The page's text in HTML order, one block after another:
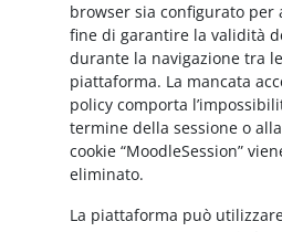
browser sia configurato per
fine di garantire la validità
durante la navigazione tra
piattaforma. La mancata
policy comporta
termine della sessione o
cookie “MoodleSession”
eliminato.
La piattaforma può